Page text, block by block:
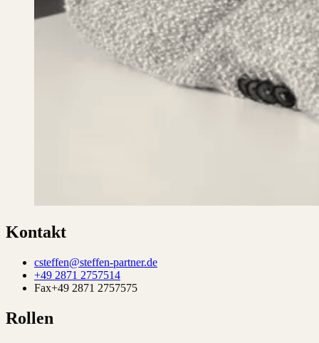
Kontakt
csteffen@steffen-partner.de
+49 2871 2757514
Fax+49 2871 2757575
Rollen